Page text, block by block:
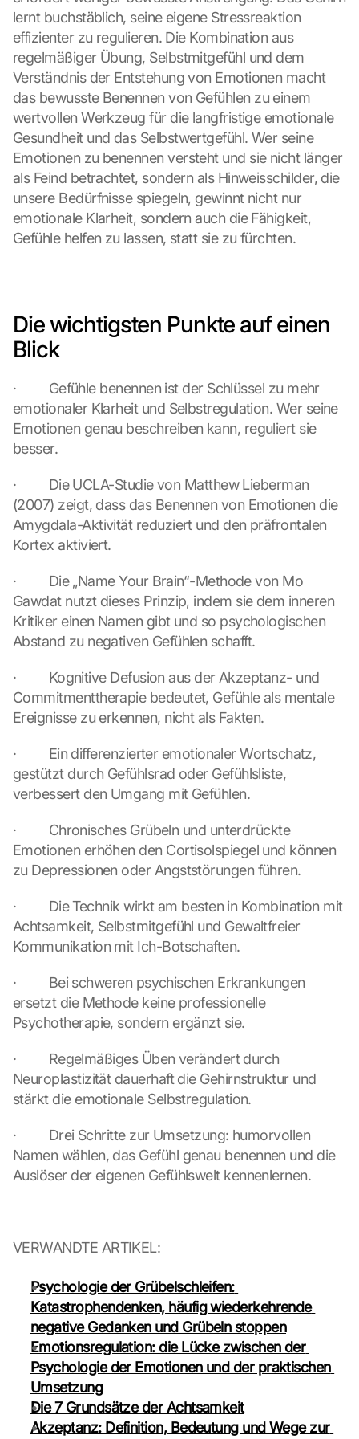
lernt buchstäblich, seine eigene Stressreaktion
effizienter zu regulieren. Die Kombination aus
regelmäßiger Übung, Selbstmitgefühl und dem
Verständnis der Entstehung von Emotionen macht
das bewusste Benennen von Gefühlen zu einem
wertvollen Werkzeug für die langfristige emotionale
Gesundheit und das Selbstwertgefühl. Wer seine
Emotionen zu benennen versteht und sie nicht länger
als Feind betrachtet, sondern als Hinweisschilder, die
unsere Bedürfnisse spiegeln, gewinnt nicht nur
emotionale Klarheit, sondern auch die Fähigkeit,
Gefühle helfen zu lassen, statt sie zu fürchten.
Die wichtigsten Punkte auf einen
Blick
·         Gefühle benennen ist der Schlüssel zu mehr
emotionaler Klarheit und Selbstregulation. Wer seine
Emotionen genau beschreiben kann, reguliert sie
besser.
·         Die UCLA-Studie von Matthew Lieberman
(2007) zeigt, dass das Benennen von Emotionen die
Amygdala-Aktivität reduziert und den präfrontalen
Kortex aktiviert.
·         Die „Name Your Brain“-Methode von Mo
Gawdat nutzt dieses Prinzip, indem sie dem inneren
Kritiker einen Namen gibt und so psychologischen
Abstand zu negativen Gefühlen schafft.
·         Kognitive Defusion aus der Akzeptanz- und
Commitmenttherapie bedeutet, Gefühle als mentale
Ereignisse zu erkennen, nicht als Fakten.
·         Ein differenzierter emotionaler Wortschatz,
gestützt durch Gefühlsrad oder Gefühlsliste,
verbessert den Umgang mit Gefühlen.
·         Chronisches Grübeln und unterdrückte
Emotionen erhöhen den Cortisolspiegel und können
zu Depressionen oder Angststörungen führen.
·         Die Technik wirkt am besten in Kombination mit
Achtsamkeit, Selbstmitgefühl und Gewaltfreier
Kommunikation mit Ich-Botschaften.
·         Bei schweren psychischen Erkrankungen
ersetzt die Methode keine professionelle
Psychotherapie, sondern ergänzt sie.
·         Regelmäßiges Üben verändert durch
Neuroplastizität dauerhaft die Gehirnstruktur und
stärkt die emotionale Selbstregulation.
·         Drei Schritte zur Umsetzung: humorvollen
Namen wählen, das Gefühl genau benennen und die
Auslöser der eigenen Gefühlswelt kennenlernen.
VERWANDTE ARTIKEL:
Psychologie der Grübelschleifen:
Katastrophendenken, häufig wiederkehrende
negative Gedanken und Grübeln stoppen
Emotionsregulation: die Lücke zwischen der
Psychologie der Emotionen und der praktischen
Umsetzung
Die 7 Grundsätze der Achtsamkeit
Akzeptanz: Definition, Bedeutung und Wege zur
s
p
r
o
c
t
o
n
c
n
,
u
a
g
r
t
o
h
e
o
a
d
n
o
f
t
e
G
o
l
e
M
p
s
.
D
t
a
w
l
b
e
r
a
n
t
d
t
o
G
o
g
l
e